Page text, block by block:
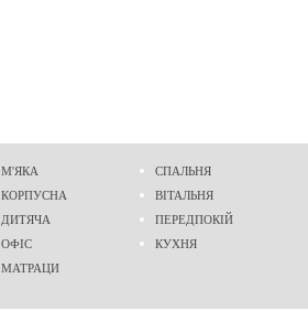
М'ЯКА
КОРПУСНА
ДИТЯЧА
ОФІС
МАТРАЦИ
СПАЛЬНЯ
ВІТАЛЬНЯ
ПЕРЕДПОКІЙ
КУХНЯ